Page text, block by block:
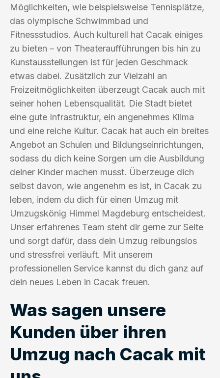
Möglichkeiten, wie beispielsweise Tennisplätze,
das olympische Schwimmbad und
Fitnessstudios. Auch kulturell hat Cacak einiges
zu bieten – von Theateraufführungen bis hin zu
Kunstausstellungen ist für jeden Geschmack
etwas dabei. Zusätzlich zur Vielzahl an
Freizeitmöglichkeiten überzeugt Cacak auch mit
seiner hohen Lebensqualität. Die Stadt bietet
eine gute Infrastruktur, ein angenehmes Klima
und eine reiche Kultur. Cacak hat auch ein breites
Angebot an Schulen und Bildungseinrichtungen,
sodass du dich keine Sorgen um die Ausbildung
deiner Kinder machen musst. Überzeuge dich
selbst davon, wie angenehm es ist, in Cacak zu
leben, indem du dich für einen Umzug mit
Umzugskönig Himmel Magdeburg entscheidest.
Unser erfahrenes Team steht dir gerne zur Seite
und sorgt dafür, dass dein Umzug reibungslos
und stressfrei verläuft. Mit unserem
professionellen Service kannst du dich ganz auf
dein neues Leben in Cacak freuen.
Was sagen unsere
Kunden über ihren
Umzug nach Cacak mit